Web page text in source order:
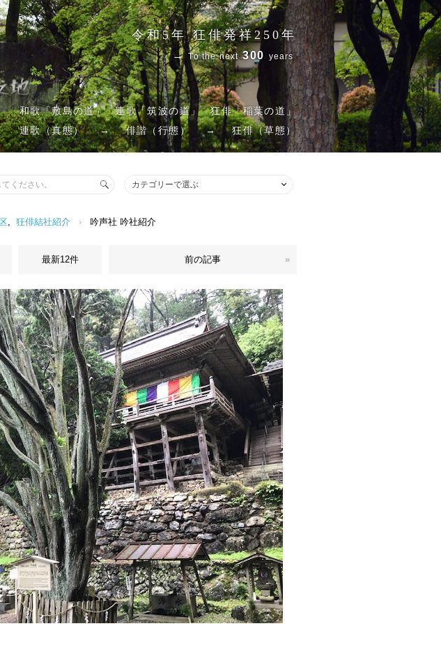
令和5年 狂俳発祥250年
→To the next300 years
和歌「敷島の道」 連歌「筑波の道」
狂俳「稲葉の道」
連歌（真態）
→ 俳諧（行態） → 狂俳（草態）
, 狂俳結社紹介 › 吟声社 吟社紹介
最新12件 前の記事 »